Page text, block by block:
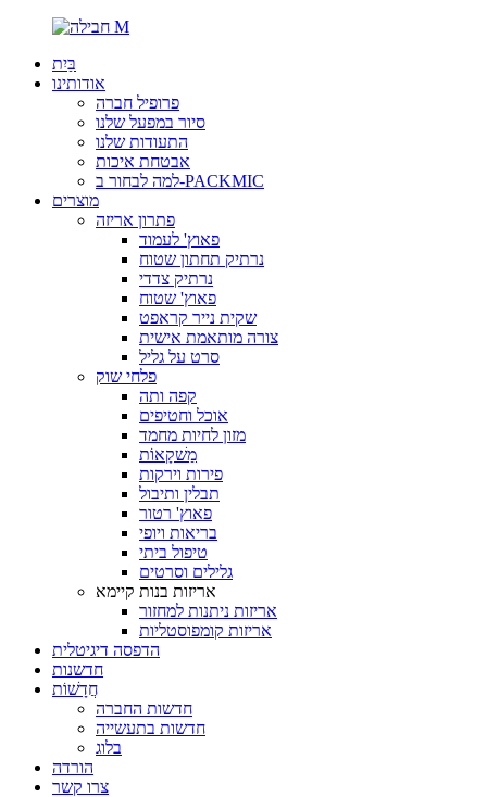
בַּיִת
אודותינו
פרופיל חברה
סיור במפעל שלנו
התעודות שלנו
אבטחת איכות
למה לבחור ב-PACKMIC
מוצרים
פתרון אריזה
פאוץ' לעמוד
נרתיק תחתון שטוח
נרתיק צדדי
פאוץ' שטוח
שקית נייר קראפט
צורה מותאמת אישית
סרט על גליל
פלחי שוק
קפה ותה
אוכל וחטיפים
מזון לחיות מחמד
מַשׁקָאוֹת
פירות וירקות
תבלין ותיבול
פאוץ' רטור
בריאות ויופי
טיפול ביתי
גלילים וסרטים
אריזות בנות קיימא
אריזות ניתנות למחזור
אריזות קומפוסטליות
הדפסה דיגיטלית
חדשנות
חֲדָשׁוֹת
חדשות החברה
חדשות בתעשייה
בלוג
הורדה
צרו קשר